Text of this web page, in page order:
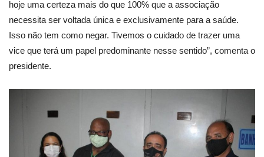
hoje uma certeza mais do que 100% que a associação
necessita ser voltada única e exclusivamente para a saúde.
Isso não tem como negar. Tivemos o cuidado de trazer uma
vice que terá um papel predominante nesse sentido”, comenta o
presidente.